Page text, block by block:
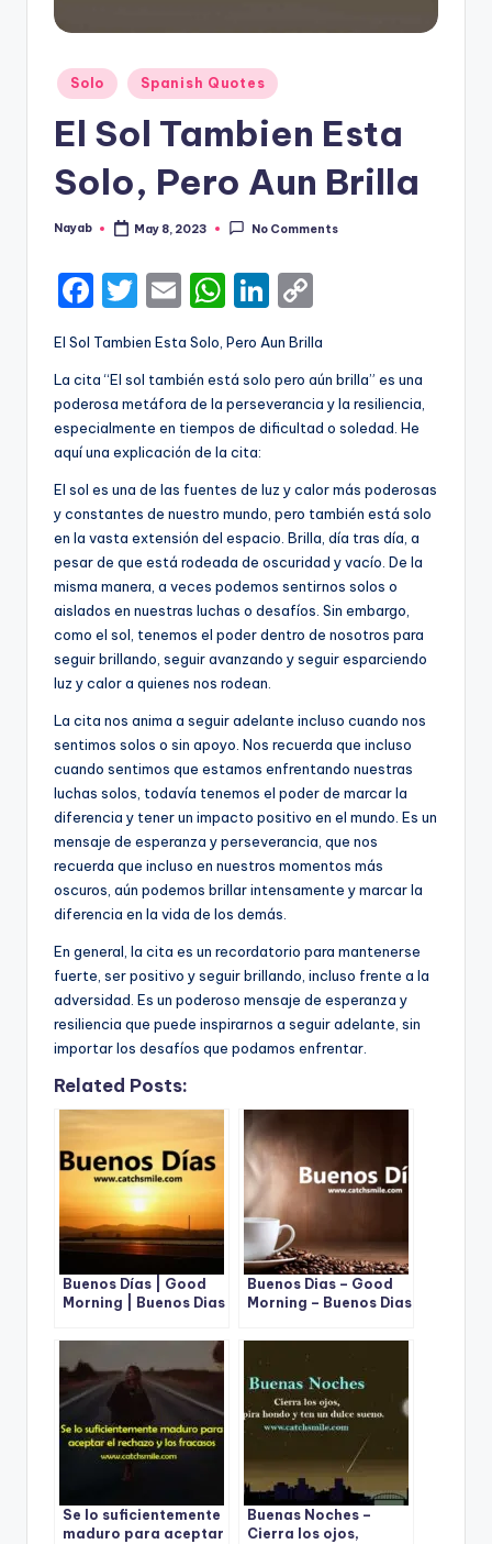
Posted
in
Solo Spanish Quotes
El Sol Tambien Esta
Solo, Pero Aun Brilla
Posted
Nayab May 8, 2023 No Comments
F
a
c
e
b
o
o
k
T
w
it
te
r
E
m
ai
l
W
h
a
ts
A
p
p
Li
k
e
dI
p
y
Li
k
El Sol Tambien Esta Solo, Pero Aun Brilla
La cita “El sol también está solo pero aún brilla” es una
poderosa metáfora de la perseverancia y la resiliencia,
especialmente en tiempos de dificultad o soledad. He
aquí una explicación de la cita:
El sol es una de las fuentes de luz y calor más poderosas
y constantes de nuestro mundo, pero también está solo
en la vasta extensión del espacio. Brilla, día tras día, a
pesar de que está rodeada de oscuridad y vacío. De la
misma manera, a veces podemos sentirnos solos o
aislados en nuestras luchas o desafíos. Sin embargo,
como el sol, tenemos el poder dentro de nosotros para
seguir brillando, seguir avanzando y seguir esparciendo
luz y calor a quienes nos rodean.
La cita nos anima a seguir adelante incluso cuando nos
sentimos solos o sin apoyo. Nos recuerda que incluso
cuando sentimos que estamos enfrentando nuestras
luchas solos, todavía tenemos el poder de marcar la
diferencia y tener un impacto positivo en el mundo. Es un
mensaje de esperanza y perseverancia, que nos
recuerda que incluso en nuestros momentos más
oscuros, aún podemos brillar intensamente y marcar la
diferencia en la vida de los demás.
En general, la cita es un recordatorio para mantenerse
fuerte, ser positivo y seguir brillando, incluso frente a la
adversidad. Es un poderoso mensaje de esperanza y
resiliencia que puede inspirarnos a seguir adelante, sin
importar los desafíos que podamos enfrentar.
Related Posts:
Buenos Días | Good
Morning | Buenos Dias
Buenos Dias – Good
Morning – Buenos Dias
Se lo suficientemente
maduro para aceptar
Buenas Noches –
Cierra los ojos,